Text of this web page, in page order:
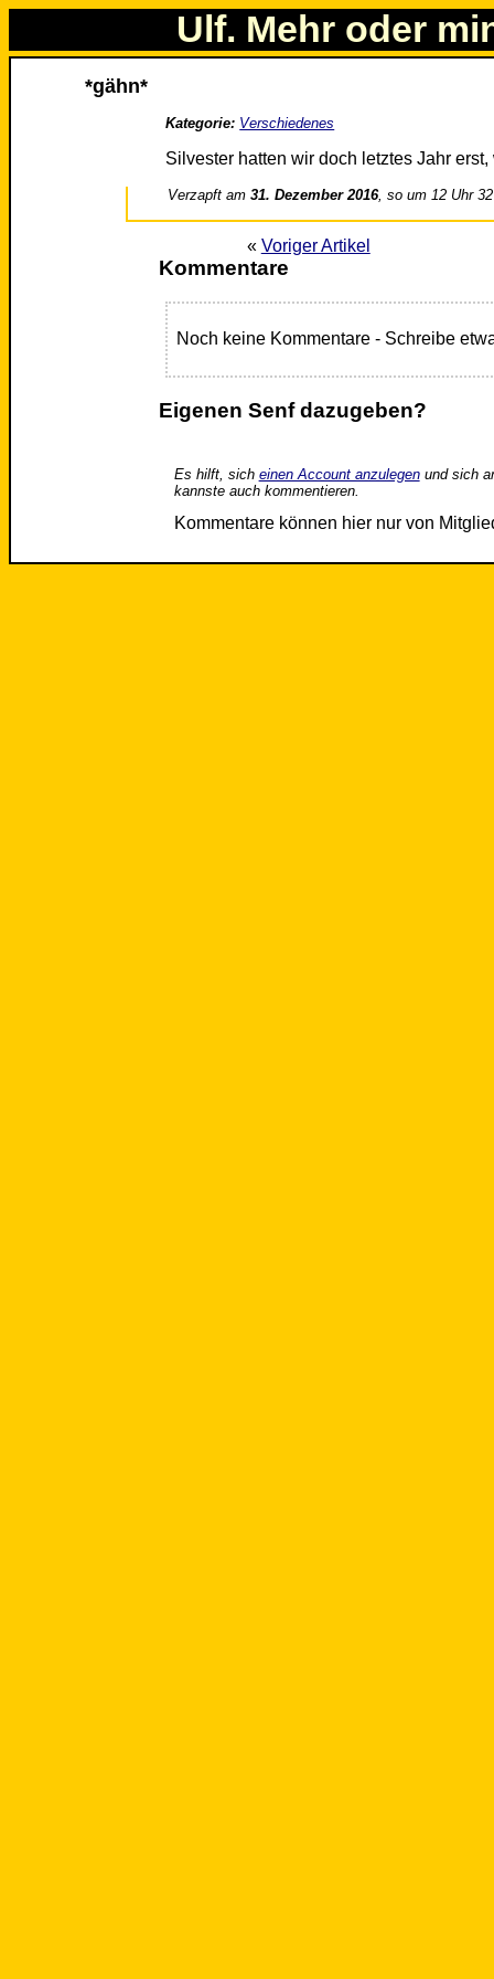
Ulf. Mehr oder
*gähn*
Kategorie: Verschiedenes
Silvester hatten wir doch letztes Jahr
Verzapft am31. Dezember 2016, so um 12 Uhr 32
« Voriger Artikel
Kommentare
Noch keine Kommentare - Schreibe
Eigenen Senf dazugeben?
Es hilft, sich einen Account anzulegenund sich
kannste auch kommentieren.
Kommentare können hier nur von